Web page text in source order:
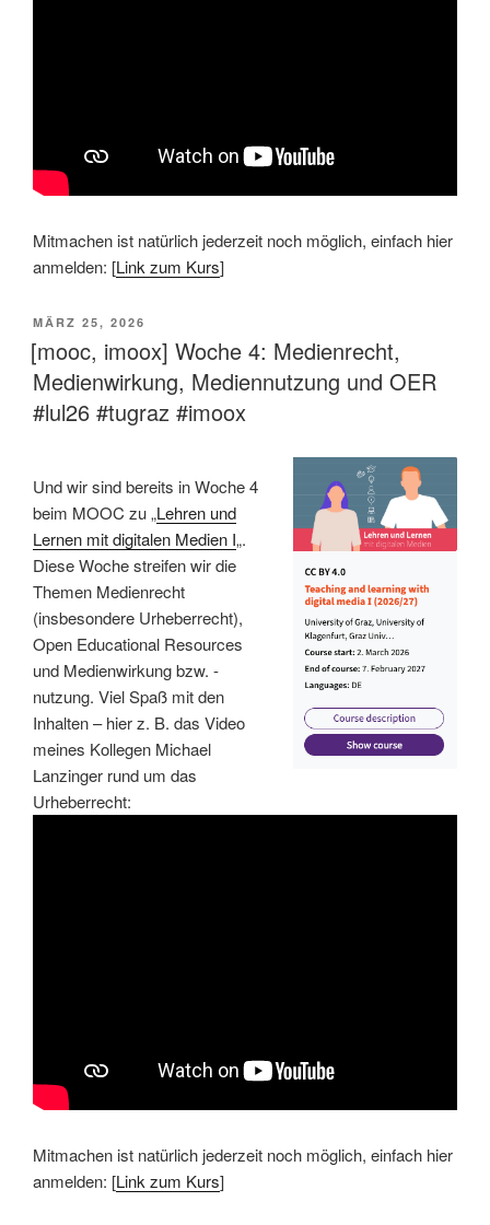
Mitmachen ist natürlich jederzeit noch möglich, einfach hier
anmelden: [Link zum Kurs]
VERÖFFENTLICHT
AM
MÄRZ 25, 2026
[mooc, imoox] Woche 4: Medienrecht,
Medienwirkung, Mediennutzung und OER
#lul26 #tugraz #imoox
Und wir sind bereits in Woche 4
beim MOOC zu „Lehren und
Lernen mit digitalen Medien I„.
Diese Woche streifen wir die
Themen Medienrecht
(insbesondere Urheberrecht),
Open Educational Resources
und Medienwirkung bzw. -
nutzung. Viel Spaß mit den
Inhalten – hier z. B. das Video
meines Kollegen Michael
Lanzinger rund um das
Urheberrecht:
Mitmachen ist natürlich jederzeit noch möglich, einfach hier
anmelden: [Link zum Kurs]